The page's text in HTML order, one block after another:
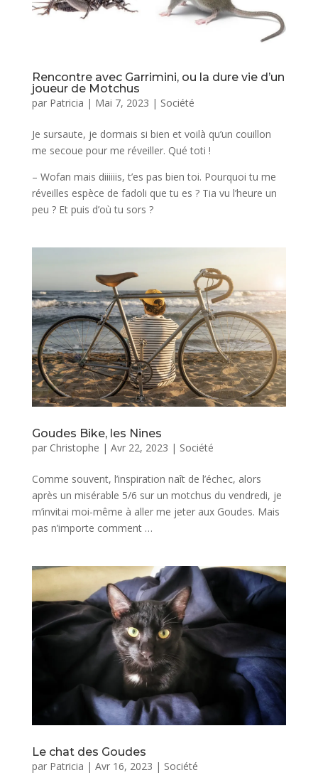
Rencontre avec Garrimini, ou la dure vie d’un
joueur de Motchus
par Patricia | Mai 7, 2023 | Société
Je sursaute, je dormais si bien et voilà qu’un couillon
me secoue pour me réveiller. Qué toti !
– Wofan mais diiiiiis, t’es pas bien toi. Pourquoi tu me
réveilles espèce de fadoli que tu es ? Tia vu l’heure un
peu ? Et puis d’où tu sors ?
Goudes Bike, les Nines
par Christophe | Avr 22, 2023 | Société
Comme souvent, l’inspiration naît de l’échec, alors
après un misérable 5/6 sur un motchus du vendredi, je
m’invitai moi-même à aller me jeter aux Goudes. Mais
pas n’importe comment …
Le chat des Goudes
par Patricia | Avr 16, 2023 | Société